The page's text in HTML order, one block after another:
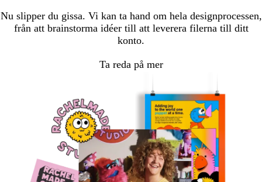
Nu slipper du gissa. Vi kan ta hand om hela designprocessen,
från att brainstorma idéer till att leverera filerna till ditt
konto.
Ta reda på mer